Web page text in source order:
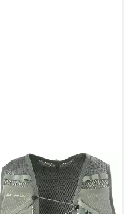
SALOMON
Trinkrucksack ACTIVE SKIN 4
NO FLASKS, für sportliche
Aktivitäten, aus Polyester, mit